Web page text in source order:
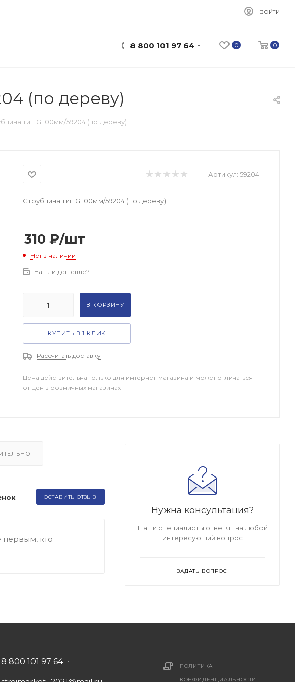
ВОЙТИ
0 0
8 800 101 97 64
(по дереву)
тип G 100мм/59204 (по дереву)
Артикул: 59204
Струбцина тип G 100мм/59204 (по дереву)
310 ₽/шт
Нет в наличии
Нашли дешевле?
В КОРЗИНУ
КУПИТЬ В 1 КЛИК
Рассчитать доставку
Цена действительна только для интернет-магазина и может отличаться
от цен в розничных магазинах
ОСТАВИТЬ ОТЗЫВ
первым, кто
Нужна консультация?
Наши специалисты ответят на любой
интересующий вопрос
ЗАДАТЬ ВОПРОС
8 800 101 97 64 ПОЛИТИКА
КОНФИДЕНЦИАЛЬНОСТИ